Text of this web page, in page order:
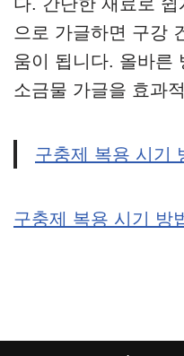
으로 가글하면 구강
움이 됩니다. 올바른
소금물 가글을 효과
구충제 복용 시기
구충제 복용 시기 방